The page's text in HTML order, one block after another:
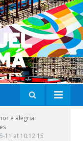
e alegria:
11 at 10.12.15